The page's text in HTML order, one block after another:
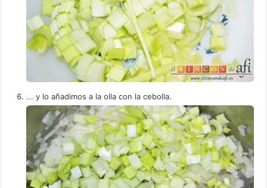
... y lo añadimos a la olla con la cebolla.